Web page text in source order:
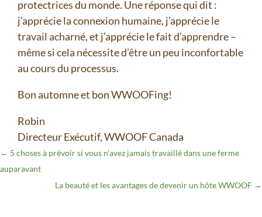
protectrices du monde. Une réponse qui dit :
j’apprécie la connexion humaine, j’apprécie le
travail acharné, et j’apprécie le fait d’apprendre –
même si cela nécessite d’être un peu inconfortable
au cours du processus.
Bon automne et bon WWOOFing!
Robin
Directeur Exécutif, WWOOF Canada
← 5 choses à prévoir si vous n’avez jamais travaillé dans une ferme
auparavant
La beauté et les avantages de devenir un hôte WWOOF →